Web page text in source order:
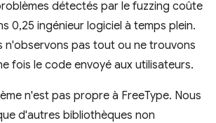
détectés par le fuzzing coûte
0,25 ingénieur logiciel à temps plein.
n'observons pas tout ou ne trouvons
fois le code envoyé aux utilisateurs.
n'est pas propre à FreeType. Nous
d'autres bibliothèques non